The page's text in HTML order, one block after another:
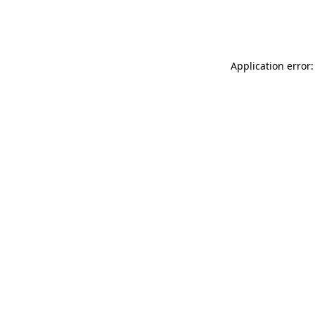
Application